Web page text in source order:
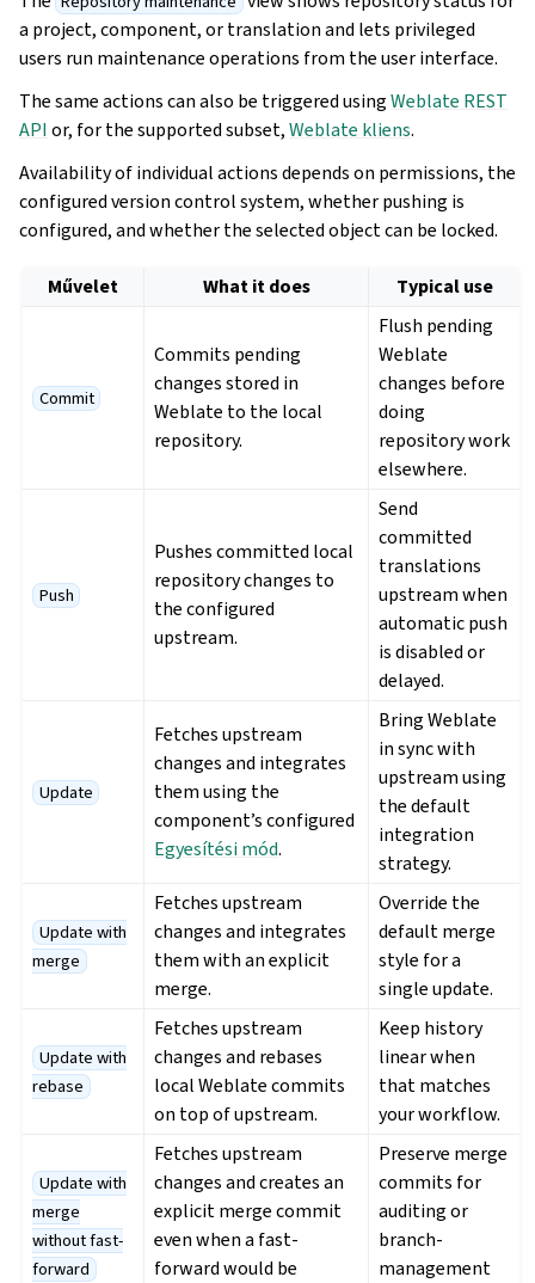
a project, component, or translation and lets privileged
users run maintenance operations from the user interface.
The same actions can also be triggered usingWeblate REST
API or, for the supported subset,Weblate kliens.
Availability of individual actions depends on permissions, the
configured version control system, whether pushing is
configured, and whether the selected object can be locked.
Művelet What it does Typical use
Commit
Commits pending
changes stored in
Weblate to the local
repository.
Flush pending
Weblate
changes before
doing
repository work
elsewhere.
Push
Pushes committed local
repository changes to
the configured
upstream.
Send
committed
translations
upstream when
automatic push
is disabled or
delayed.
Update
Fetches upstream
changes and integrates
them using the
component’s configured
Egyesítési mód.
Bring Weblate
in sync with
upstream using
the default
integration
strategy.
Update with
merge
Fetches upstream
changes and integrates
them with an explicit
merge.
Override the
default merge
style for a
single update.
Update with
rebase
Fetches upstream
changes and rebases
local Weblate commits
on top of upstream.
Keep history
linear when
that matches
your workflow.
Update with
merge
without fast-
forward
Fetches upstream
changes and creates an
explicit merge commit
even when a fast-
forward would be
Preserve merge
commits for
auditing or
branch-
management